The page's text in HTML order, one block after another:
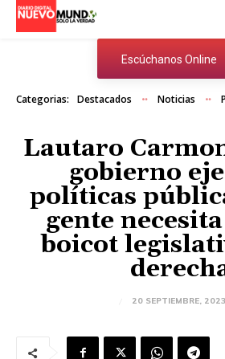
Escúchanos Online
Categorias: Destacados Noticias
Lautaro
gobierno
políticas
gente
boicot
20 SEPTIEMBRE, 2023